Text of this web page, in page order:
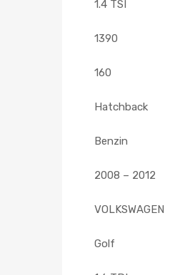
1.4 TSI
1390
160
Hatchback
Benzin
2008 – 2012
VOLKSWAGEN
Golf